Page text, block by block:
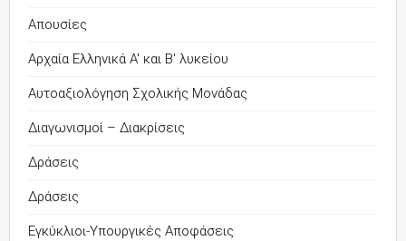
Απουσίες
Αρχαία Ελληνικά Α' και Β' λυκείου
Αυτοαξιολόγηση Σχολικής Μονάδας
Διαγωνισμοί – Διακρίσεις
Δράσεις
Δράσεις
Εγκύκλιοι-Υπουργικές Αποφάσεις